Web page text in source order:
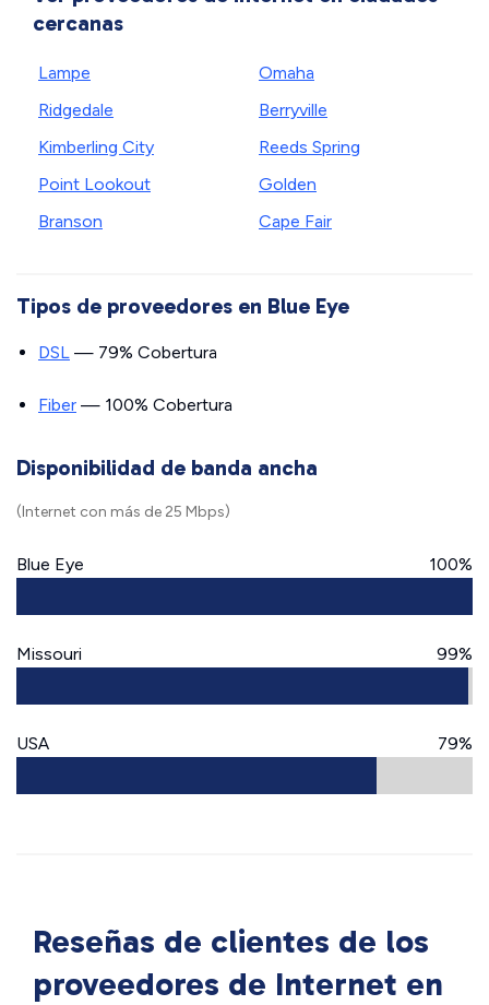
cercanas
Lampe
Ridgedale
Kimberling City
Point Lookout
Branson
Omaha
Berryville
Reeds Spring
Golden
Cape Fair
Tipos de proveedores en Blue Eye
DSL — 79% Cobertura
Fiber — 100% Cobertura
Disponibilidad de banda ancha
(Internet con más de 25 Mbps)
Blue Eye 100%
Missouri 99%
USA 79%
Reseñas de clientes de los
proveedores de Internet en